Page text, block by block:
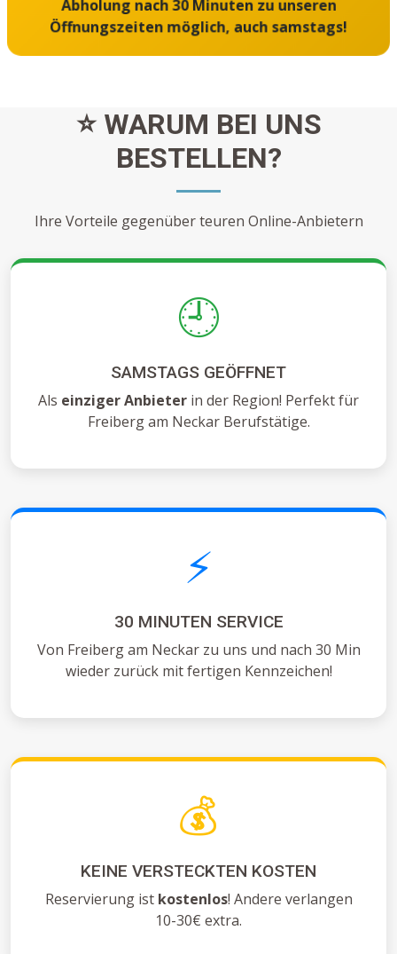
Abholung nach 30 Minuten zu unseren
Öffnungszeiten möglich, auch samstags!
⭐ WARUM BEI UNS
BESTELLEN?
Ihre Vorteile gegenüber teuren Online-Anbietern
🕘
SAMSTAGS GEÖFFNET
Als einziger Anbieter in der Region! Perfekt für
Freiberg am Neckar Berufstätige.
⚡
30 MINUTEN SERVICE
Von Freiberg am Neckar zu uns und nach 30 Min
wieder zurück mit fertigen Kennzeichen!
💰
KEINE VERSTECKTEN KOSTEN
Reservierung ist kostenlos! Andere verlangen
10-30€ extra.